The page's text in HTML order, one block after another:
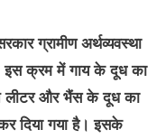
ग्रामीण अर्थव्यवस्था
इस क्रम में गाय के दूध का
लीटर और भैंस के दूध का
दिया गया है। इसके